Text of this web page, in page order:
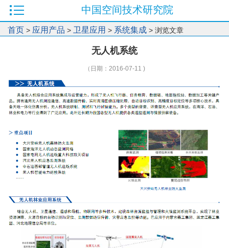
中国空间技术研究院
首页 > 应用产品 > 卫星应用 > 系统集成 > 浏览文章
无人机系统
（日期：2016-07-11 )